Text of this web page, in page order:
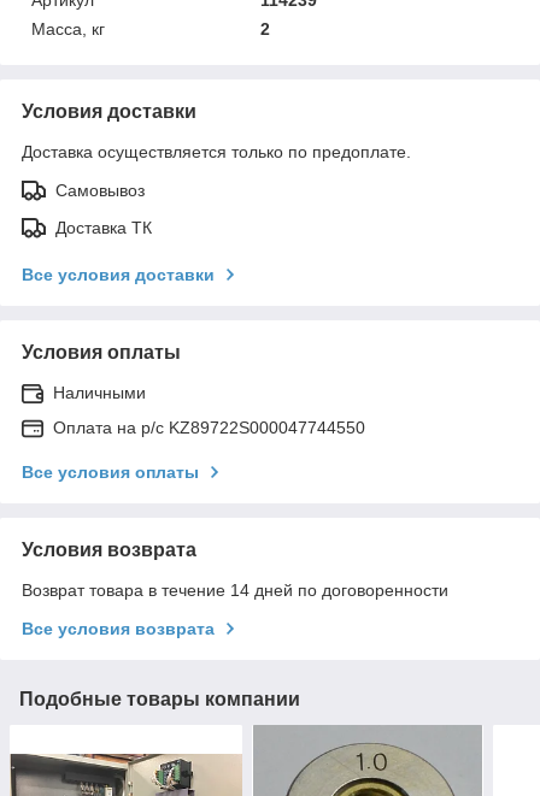
Масса, кг
2
Условия доставки
Доставка осуществляется только по предоплате.
Самовывоз
Доставка ТК
Все условия доставки
Условия оплаты
Наличными
Оплата на р/с KZ89722S000047744550
Все условия оплаты
Условия возврата
Возврат товара в течение 14 дней по договоренности
Все условия возврата
Подобные товары компании